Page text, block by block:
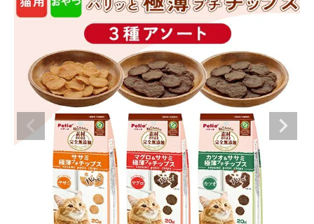
目的別に探す
SNS
ご利用案内
ACCOUNT MENU
ようこそ ゲスト 様
ログイン person 新規会員登録